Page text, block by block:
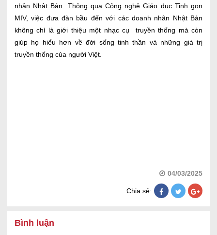
nhân Nhật Bản. Thông qua Công nghệ Giáo dục Tinh gọn
MIV, việc đưa đàn bầu đến với các doanh nhân Nhật Bản
không chỉ là giới thiệu một nhạc cụ truyền thống mà còn
giúp họ hiểu hơn về đời sống tinh thần và những giá trị
truyền thống của người Việt.
04/03/2025
Chia sẻ:
Bình luận